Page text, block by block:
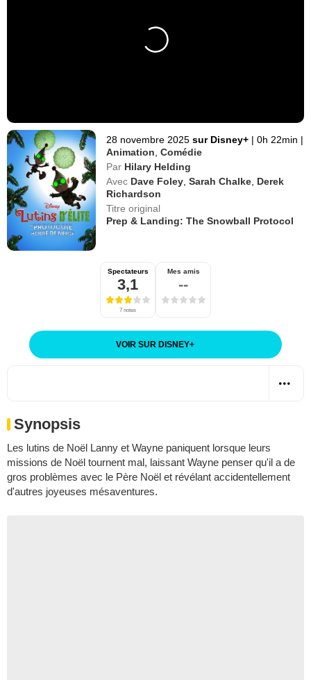
28 novembre 2025 sur Disney+ | 0h 22min |
Animation ,Comédie
Par Hilary Helding
Avec Dave Foley ,Sarah Chalke Derek
Richardson
Titre original
Prep & Landing: The Snowball Protocol
Spectateurs
3,1
7 notes
Mes amis
--
VOIR SUR DISNEY+
Synopsis
Les lutins de Noël Lanny et Wayne paniquent lorsque leurs
missions de Noël tournent mal, laissant Wayne penser qu'il a de
gros problèmes avec le Père Noël et révélant accidentellement
d'autres joyeuses mésaventures.